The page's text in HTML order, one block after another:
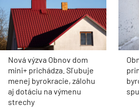
Nová výzva Obnov dom
mini+ prichádza. Sľubuje
menej byrokracie, zálohu
aj dotáciu na výmenu
strechy